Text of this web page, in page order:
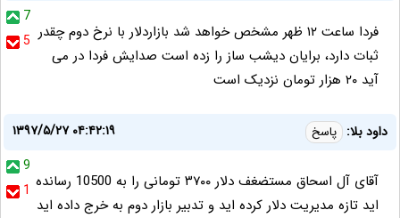
7
5 فردا ساعت ۱۲ ظهر مشخص خواهد شد بازاردلار با نرخ دوم چقدر
ثبات دارد، برایان دیشب ساز را زده است صدایش فردا در می
آید ۲۰ هزار تومان نزدیک است
داود بلا: پاسخ
۱۳۹۷/۵/۲۷ ۰۴:۴۲:۱۹
9
1 آقای آل اسحاق مستضغف دلار ۳۷۰۰ تومانی را به 10500 رسانده
اید تازه مدیریت دلار کرده اید و تدبیر بازار دوم به خرج داده اید